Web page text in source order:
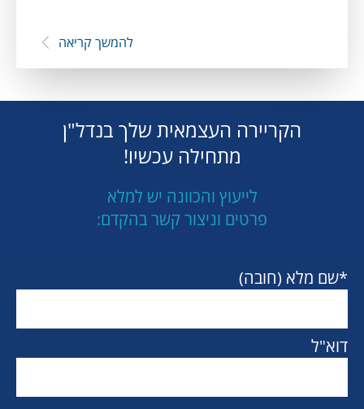
להמשך קריאה
הקריירה העצמאית שלך בנדל"ן
מתחילה עכשיו!
לייעוץ והכוונה יש למלא
פרטים וניצור קשר בהקדם:
*שם מלא (חובה)
דוא"ל